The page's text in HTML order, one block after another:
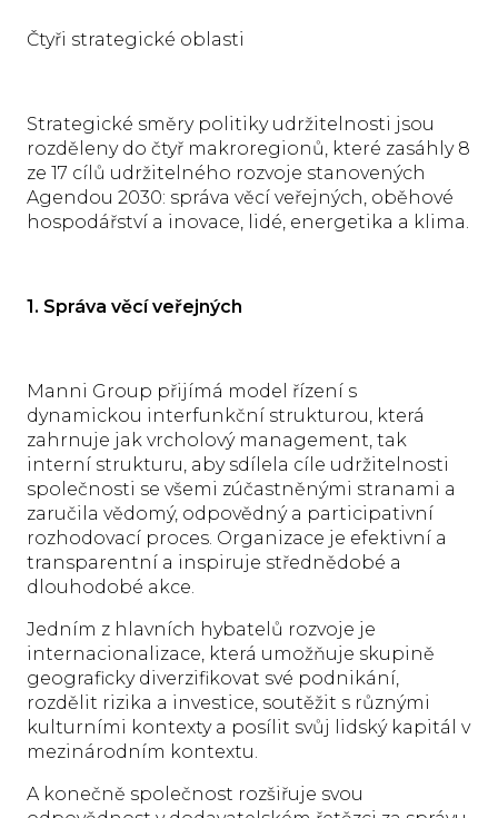
Čtyři strategické oblasti
Strategické směry politiky udržitelnosti jsou
rozděleny do čtyř makroregionů, které zasáhly 8
ze 17 cílů udržitelného rozvoje stanovených
Agendou 2030: správa věcí veřejných, oběhové
hospodářství a inovace, lidé, energetika a klima.
1. Správa věcí veřejných
Manni Group přijímá model řízení s
dynamickou interfunkční strukturou, která
zahrnuje jak vrcholový management, tak
interní strukturu, aby sdílela cíle udržitelnosti
společnosti se všemi zúčastněnými stranami a
zaručila vědomý, odpovědný a participativní
rozhodovací proces. Organizace je efektivní a
transparentní a inspiruje střednědobé a
dlouhodobé akce.
Jedním z hlavních hybatelů rozvoje je
internacionalizace, která umožňuje skupině
geograficky diverzifikovat své podnikání,
rozdělit rizika a investice, soutěžit s různými
kulturními kontexty a posílit svůj lidský kapitál v
mezinárodním kontextu.
A konečně společnost rozšiřuje svou